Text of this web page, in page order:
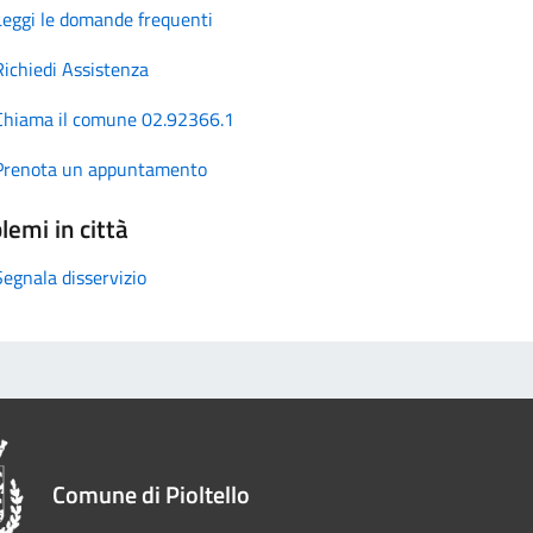
le domande frequenti
Assistenza
il comune 02.92366.1
un appuntamento
in città
disservizio
Comune di Pioltello